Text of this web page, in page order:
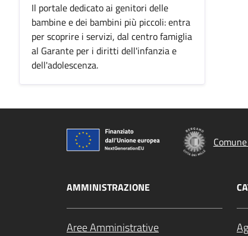
Il portale dedicato ai genitori delle
bambine e dei bambini più piccoli: entra
per scoprire i servizi, dal centro famiglia
al Garante per i diritti dell'infanzia e
dell'adolescenza.
AMMINISTRAZIONE
Aree Amministrative